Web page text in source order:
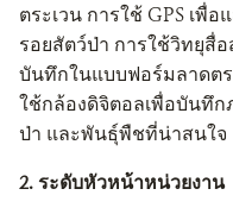
ตระเวน การใช้ GPS เพื่อ
รอยสัตว์ป่า การใช้วิทยุสื่อ
บันทึกในแบบฟอร์มลาดต
ใช้กล้องดิจิตอลเพื่อบันทึ
ป่า และพันธุ์พืชที่น่าสนใจ
2. ระดับหัวหน้าหน่วยงาน